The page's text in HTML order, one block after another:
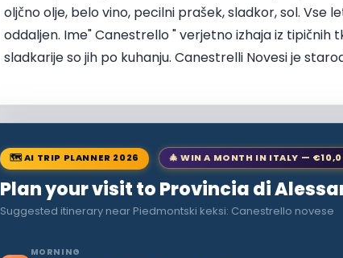
oljčno olje, belo vino, pecilni prašek, sladkor, sol. Vse
oddaljen. Ime" Canestrello " verjetno izhaja iz
sladkarije so jih po kuhanju. Canestrelli Novesi je
🗺 AI TRIP PLANNER 2026 🎄 WIN A MONTH IN ITALY —
Plan your visit to Provincia di
Suggested itinerary near Piedmontski keksi: Canestrello novese
MORNING